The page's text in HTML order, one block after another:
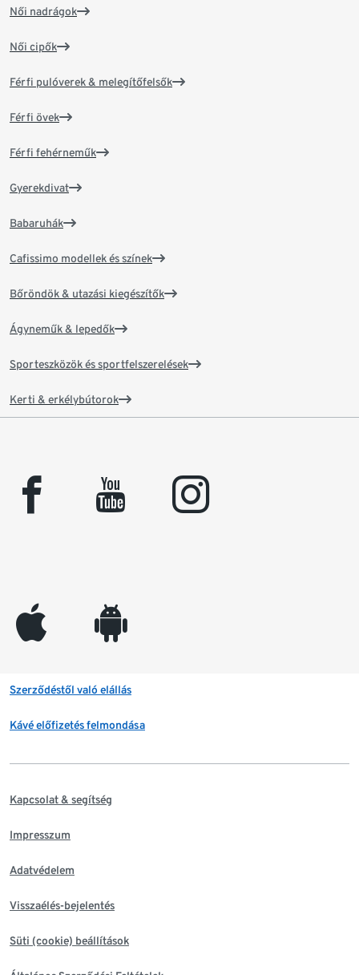
Női nadrágok
Női cipők
Férfi pulóverek & melegítőfelsők
Férfi övek
Férfi fehérneműk
Gyerekdivat
Babaruhák
Cafissimo modellek és színek
Bőröndök & utazási kiegészítők
Ágyneműk & lepedők
Sporteszközök és sportfelszerelések
Kerti & erkélybútorok
facebook youtube instagram
appleinc android
Szerződéstől való elállás
Kávé előfizetés felmondása
Kapcsolat & segítség
Impresszum
Adatvédelem
Visszaélés-bejelentés
Süti (cookie) beállítások